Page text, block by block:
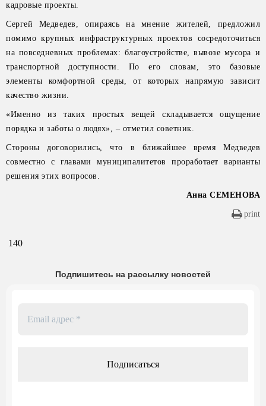
кадровые проекты.
Сергей Медведев, опираясь на мнение жителей, предложил
помимо крупных инфраструктурных проектов сосредоточиться
на повседневных проблемах: благоустройстве, вывозе мусора и
транспортной доступности. По его словам, это базовые
элементы комфортной среды, от которых напрямую зависит
качество жизни.
«Именно из таких простых вещей складывается ощущение
порядка и заботы о людях», – отметил советник.
Стороны договорились, что в ближайшее время Медведев
совместно с главами муниципалитетов проработает варианты
решения этих вопросов.
Анна СЕМЕНОВА
print
140
Подпишитесь на рассылку новостей